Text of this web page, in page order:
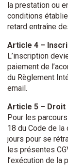
la prestation ou
conditions
retard entraîne
Article 4 –
L’inscription
paiement de
du Règlement
email.
Article 5 –
Pour les
18 du Code de
jours pour se
les présentes
l’exécution de la